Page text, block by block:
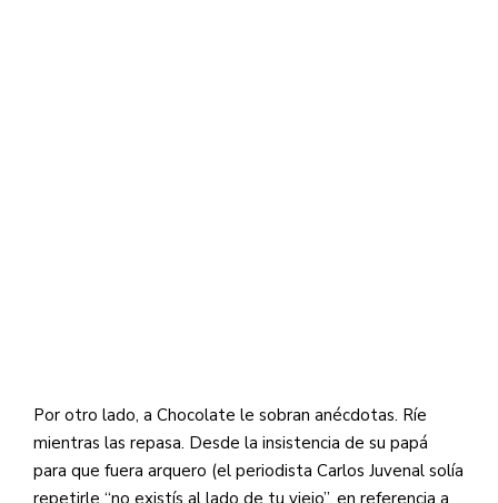
Por otro lado, a Chocolate le sobran anécdotas. Ríe
mientras las repasa. Desde la insistencia de su papá
para que fuera arquero (el periodista Carlos Juvenal solía